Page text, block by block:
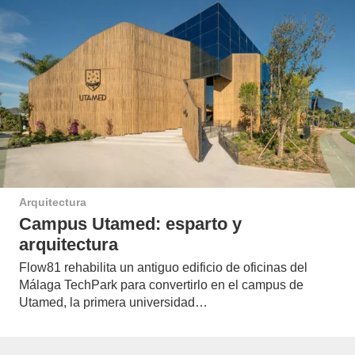
Arquitectura
Campus Utamed: esparto y
arquitectura
Flow81 rehabilita un antiguo edificio de oficinas del
Málaga TechPark para convertirlo en el campus de
Utamed, la primera universidad…